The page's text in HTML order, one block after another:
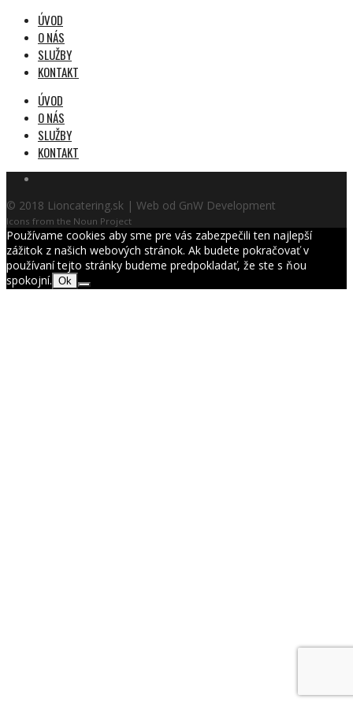
ÚVOD
O NÁS
SLUŽBY
KONTAKT
ÚVOD
O NÁS
SLUŽBY
KONTAKT
© 2018 Lioncatering.sk | Web od GnW Development
Icons from the Noun Project
Používame cookies aby sme pre vás zabezpečili ten najlepší
zážitok z našich webových stránok. Ak budete pokračovať v
používaní tejto stránky budeme predpokladať, že ste s ňou
spokojní. Ok